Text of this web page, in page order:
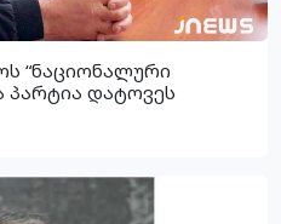
“ნაციონალური
პარტია დატოვეს